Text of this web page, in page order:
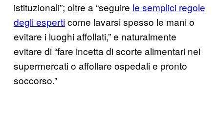
istituzionali”; oltre a “seguire le semplici regole
degli esperticome lavarsi spesso le mani o
evitare i luoghi affollati,” e naturalmente
evitare di “fare incetta di scorte alimentari nei
supermercati o affollare ospedali e pronto
soccorso.”